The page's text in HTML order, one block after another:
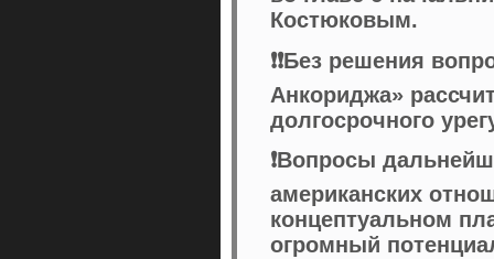
Костюковым.
❗️❗️Без решения
Анкориджа»
долгосрочного
❗️Вопросы
американских
концептуальном
огромный